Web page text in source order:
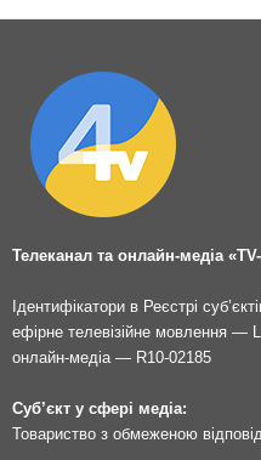
Телеканал та онлайн-медіа
Ідентифікатори в Реєстрі
ефірне телевізійне мовлення —
онлайн-медіа — R10-02185
Суб’єкт у сфері медіа:
Товариство з обмеженою